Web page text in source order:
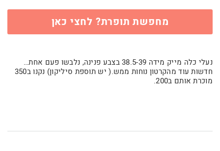
מחפשת תופרת? לחצי כאן
נעלי כלה מייק מידה 38.5-39 בצבע פנינה, נלבשו פעם אחת…
חדשות עוד מהקרטון נוחות ממש.( יש תוספת סיליקון) נקנו ב350
מוכרת אותם ב200.